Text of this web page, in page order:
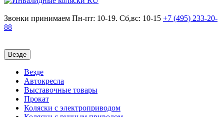
Звонки принимаем Пн-пт: 10-19. Сб,вс: 10-15 +7 (495) 233-20-
88
Везде
Везде
Автокресла
Выставочные товары
Прокат
Коляски с электроприводом